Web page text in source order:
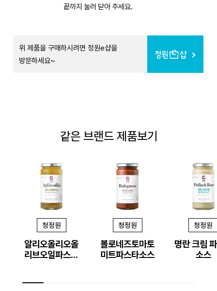
끝까지 눌러 닫아 주세요.
위 제품을 구매하시려면 정원e샵을
방문하세요~
같은 브랜드 제품보기
청정원
알리오올리오올
리브오일파스타
청정원
볼로네즈토마토
미트파스타소스
청정원
명란 크림
소스